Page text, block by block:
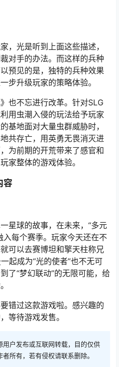
，光是听到上面这些描述，
对手的办法。而这样的兵种
预见的是，独特的兵种效果
步升级玩家的策略体验。
也不忘进行改革。针对SLG
用虫潮入侵的玩法给予玩家
基地面对大量虫群威胁时，
共存亡，用英勇无畏消灭进
为前期的开荒带来了感官和
家整体的游戏体验。
容
星球的故事，在未来，“多元
入每个赛季。玩家今天还在不
可以去赛博坦和擎天柱称兄
起成为“光的使者”也不无可
了“梦幻联动”的无限可能，给
错过这款游戏啦。感兴趣的
等待游戏发售。
用户发布或互联网转载，目的仅供
所有，若有侵权请联系删除。